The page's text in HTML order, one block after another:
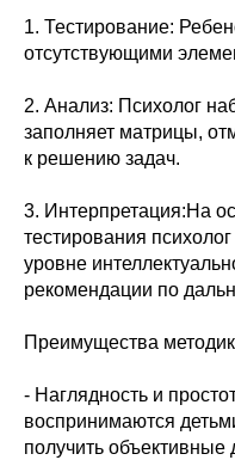
1. Тестирование:
отсутствующими
2. Анализ: Психолог
заполняет матрицы,
к решению задач.
3. Интерпретация:На
тестирования
уровне
рекомендации по
Преимущества
- Наглядность и
воспринимаются
получить объективные